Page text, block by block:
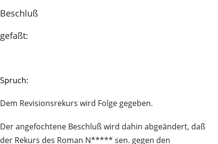
Beschluß
gefaßt:
Spruch:
Dem Revisionsrekurs wird Folge gegeben.
Der angefochtene Beschluß wird dahin abgeändert, daß
der Rekurs des Roman N***** sen. gegen den